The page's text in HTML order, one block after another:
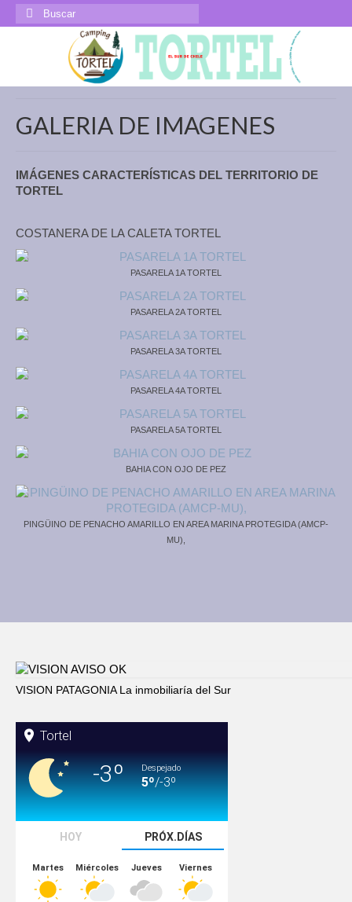
Buscar
por:
GALERIA DE IMAGENES
IMÁGENES CARACTERÍSTICAS DEL TERRITORIO DE
TORTEL
COSTANERA DE LA CALETA TORTEL
PASARELA 1A TORTEL
PASARELA 2A TORTEL
PASARELA 3A TORTEL
PASARELA 4A TORTEL
PASARELA 5A TORTEL
BAHIA CON OJO DE PEZ
PINGÜINO DE PENACHO AMARILLO EN AREA MARINA PROTEGIDA (AMCP-
MU),
VISION PATAGONIA La inmobiliaría del Sur